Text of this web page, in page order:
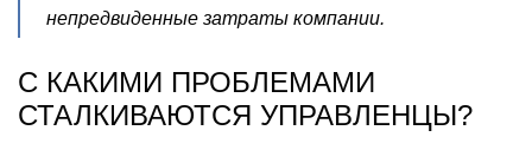
непредвиденные затраты компании.
С КАКИМИ ПРОБЛЕМАМИ
СТАЛКИВАЮТСЯ УПРАВЛЕНЦЫ?